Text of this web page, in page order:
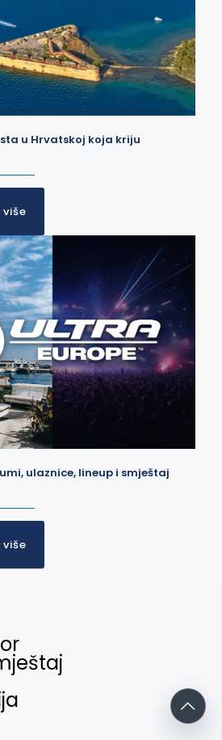
u Hrvatskoj koja kriju
ulaznice, lineup i smještaj